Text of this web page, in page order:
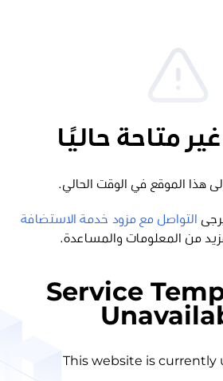
متاحة حاليًا
هذا الموقع في الوقت الحالي.
التواصل مع مزود خدمة الاستضافة
من المعلومات والمساعدة.
Service
This website is currently